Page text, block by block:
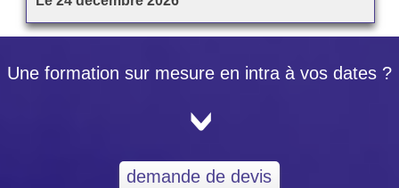
Une formation sur mesure en intra à vos dates ?
<
demande de devis